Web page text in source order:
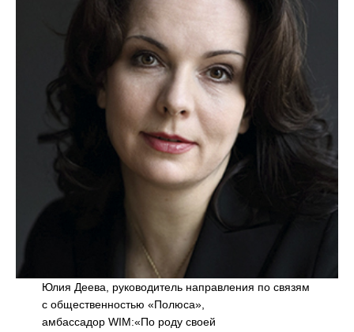
Юлия Деева, руководитель направления по связям
с общественностью «Полюса»,
амбассадор WIM:«По роду своей